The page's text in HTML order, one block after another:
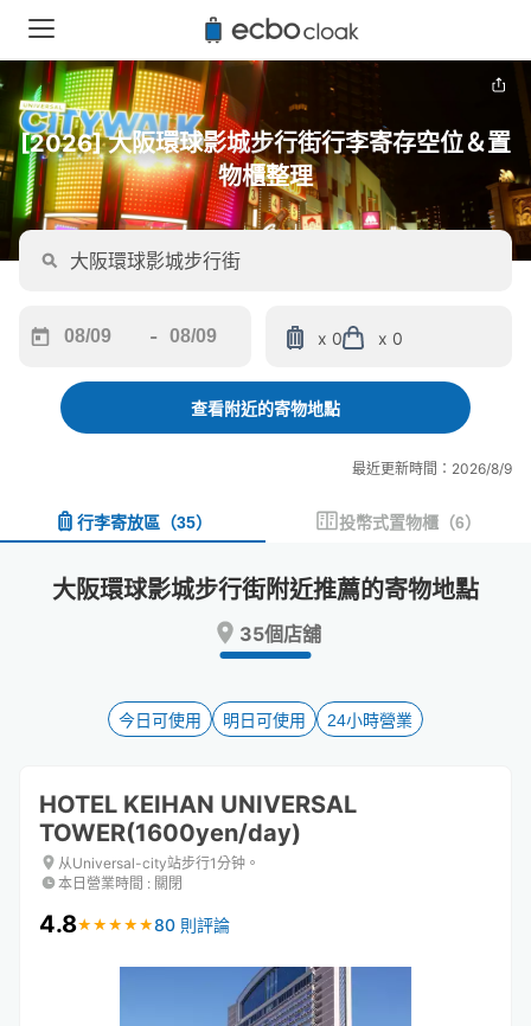
[2026] 大阪環球影城步行街行李寄存空位＆置
物櫃整理
forward
interact
and
a
date.
keyboard
shortcuts
for
changing
-
backward
interact
and
a
date.
key
to
keyboard
shortcuts
for
changing
x 0 x 0
查看附近的寄物地點
最近更新時間：2026/8/9
行李寄放區 （35） 投幣式置物櫃 （6）
大阪環球影城步行街附近推薦的寄物地點
35個店舖
今日可使用 明日可使用 24小時營業
HOTEL KEIHAN UNIVERSAL
TOWER(1600yen/day)
从Universal-city站步行1分钟。
本日營業時間 : 關閉
4.8★ ★ ★ ★ ★
★ ★ ★ ★ ★80 則評論